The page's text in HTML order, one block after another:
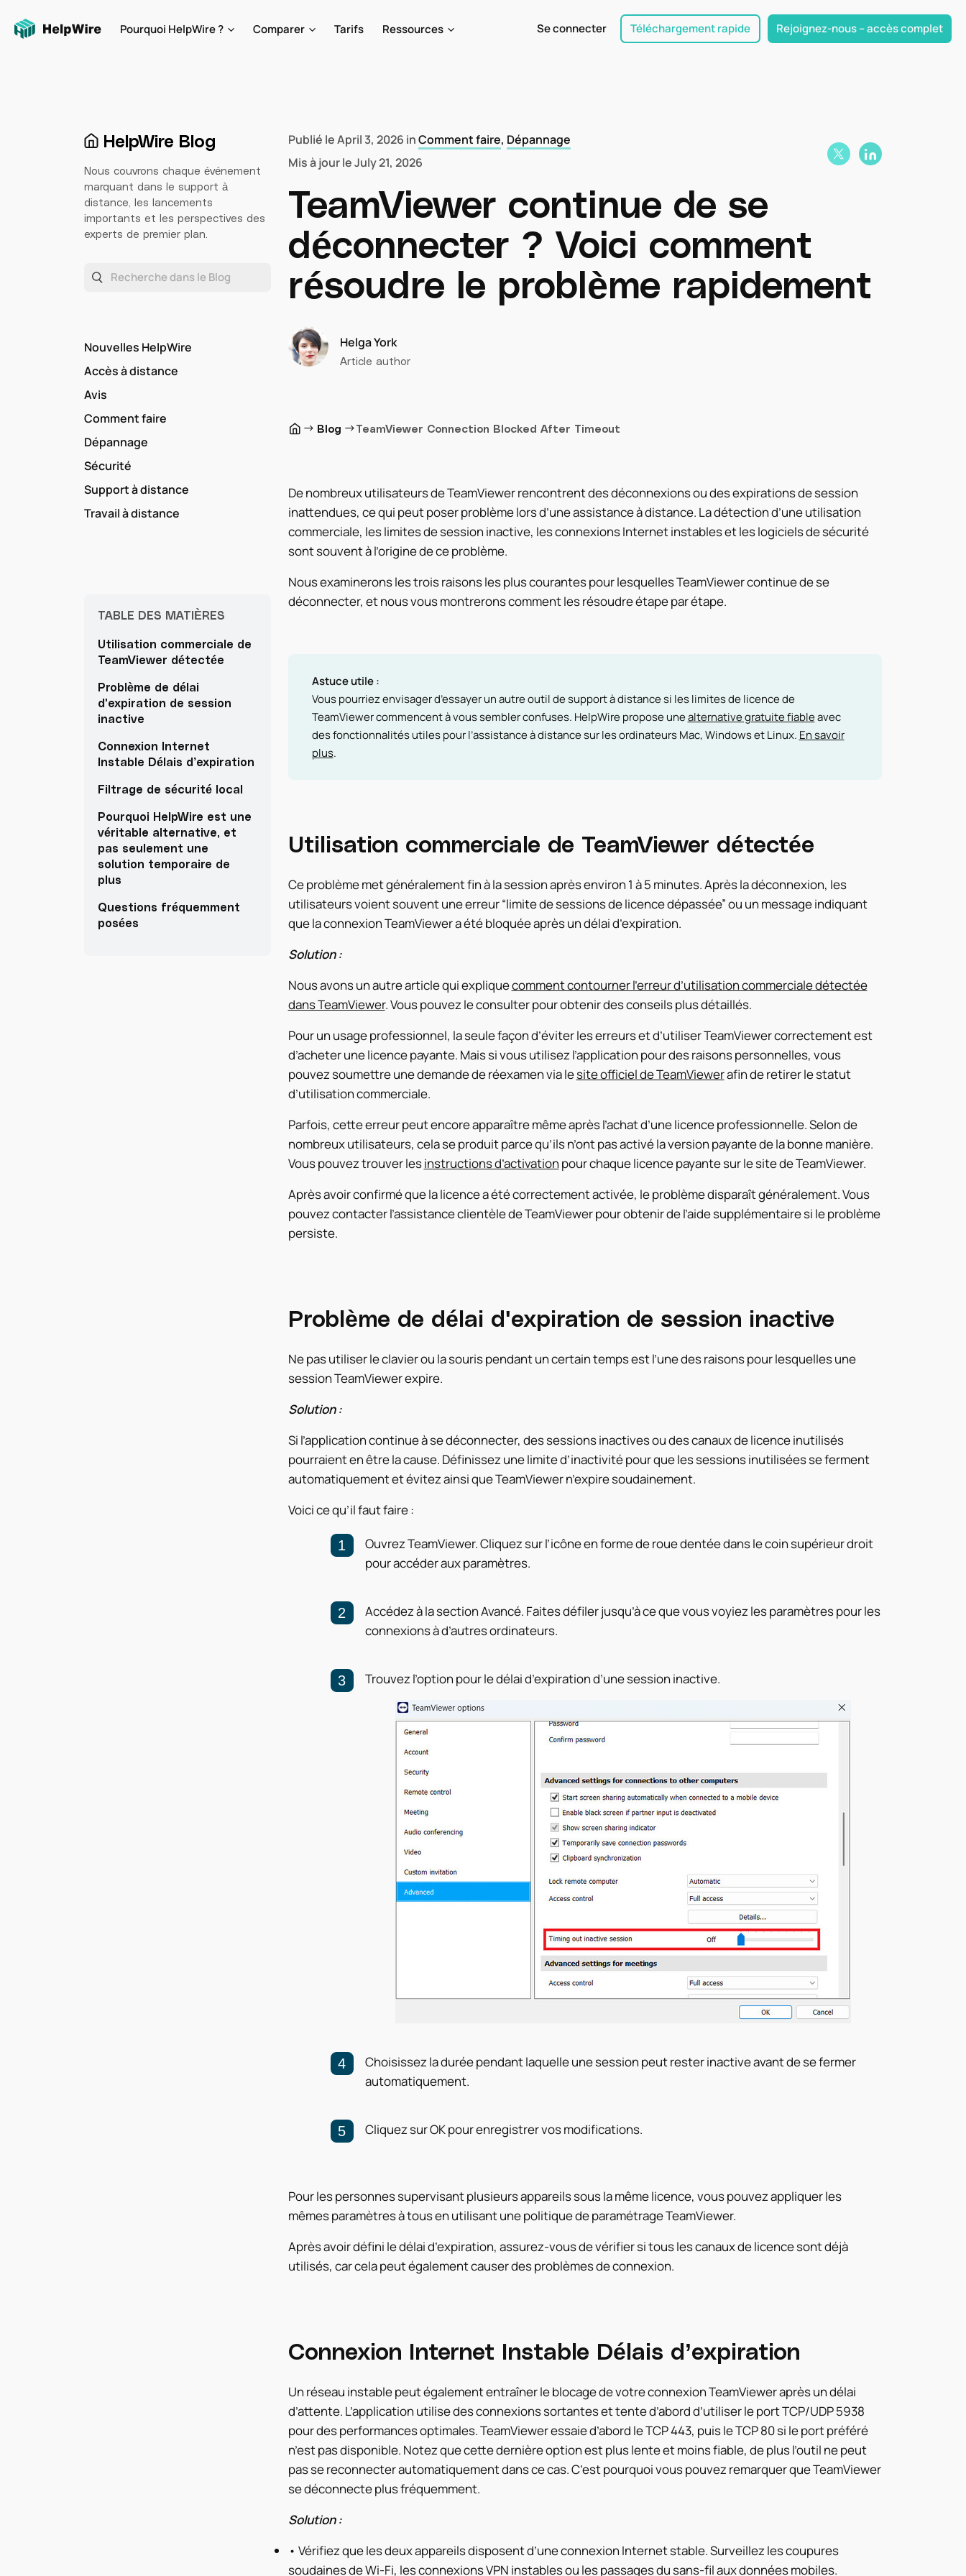
Pourquoi HelpWire ? Comparer Tarifs Ressources Se connecter Téléchargement rapide Rejoignez-nous – accès complet
HelpWire Blog
Nous couvrons chaque événement
marquant dans le support à
distance, les lancements
importants et les perspectives des
experts de premier plan.
Nouvelles HelpWire
Accès à distance
Avis
Comment faire
Dépannage
Sécurité
Support à distance
Travail à distance
TABLE DES MATIÈRES
Utilisation commerciale de
TeamViewer détectée
Problème de délai
d'expiration de session
inactive
Connexion Internet
Instable Délais d’expiration
Filtrage de sécurité local
Pourquoi HelpWire est une
véritable alternative, et
pas seulement une
solution temporaire de
plus
Questions fréquemment
posées
Mis à jour leJuly 21, 2026
Publié leApril 3, 2026 inComment faire, Dépannage
TeamViewer continue de se
déconnecter ? Voici comment
résoudre le problème rapidement
Helga York
Article author
→ Blog →TeamViewer Connection Blocked After Timeout
De nombreux utilisateurs de TeamViewer rencontrent des déconnexions ou des expirations de session
inattendues, ce qui peut poser problème lors d’une assistance à distance. La détection d’une utilisation
commerciale, les limites de session inactive, les connexions Internet instables et les logiciels de sécurité
sont souvent à l’origine de ce problème.
Nous examinerons les trois raisons les plus courantes pour lesquelles TeamViewer continue de se
déconnecter, et nous vous montrerons comment les résoudre étape par étape.
Astuce utile :
Vous pourriez envisager d’essayer un autre outil de support à distance si les limites de licence de
TeamViewer commencent à vous sembler confuses. HelpWire propose unealternative gratuite fiableavec
des fonctionnalités utiles pour l’assistance à distance sur les ordinateurs Mac, Windows et Linux. En savoir
plus.
Utilisation commerciale de TeamViewer détectée
Ce problème met généralement fin à la session après environ 1 à 5 minutes. Après la déconnexion, les
utilisateurs voient souvent une erreur “limite de sessions de licence dépassée” ou un message indiquant
que la connexion TeamViewer a été bloquée après un délai d’expiration.
Solution :
Nous avons un autre article qui expliquecomment contourner l’erreur d’utilisation commerciale détectée
dans TeamViewer. Vous pouvez le consulter pour obtenir des conseils plus détaillés.
Pour un usage professionnel, la seule façon d’éviter les erreurs et d’utiliser TeamViewer correctement est
d’acheter une licence payante. Mais si vous utilisez l’application pour des raisons personnelles, vous
pouvez soumettre une demande de réexamen via lesite officiel de TeamViewerafin de retirer le statut
d’utilisation commerciale.
Parfois, cette erreur peut encore apparaître même après l’achat d’une licence professionnelle. Selon de
nombreux utilisateurs, cela se produit parce qu’ils n’ont pas activé la version payante de la bonne manière.
Vous pouvez trouver lesinstructions d’activation pour chaque licence payante sur le site de TeamViewer.
Après avoir confirmé que la licence a été correctement activée, le problème disparaît généralement. Vous
pouvez contacter l’assistance clientèle de TeamViewer pour obtenir de l’aide supplémentaire si le problème
persiste.
Problème de délai d'expiration de session inactive
Ne pas utiliser le clavier ou la souris pendant un certain temps est l’une des raisons pour lesquelles une
session TeamViewer expire.
Solution :
Si l’application continue à se déconnecter, des sessions inactives ou des canaux de licence inutilisés
pourraient en être la cause. Définissez une limite d’inactivité pour que les sessions inutilisées se ferment
automatiquement et évitez ainsi que TeamViewer n’expire soudainement.
Voici ce qu’il faut faire :
Ouvrez TeamViewer. Cliquez sur l’icône en forme de roue dentée dans le coin supérieur droit
pour accéder aux paramètres.
Accédez à la section Avancé. Faites défiler jusqu’à ce que vous voyiez les paramètres pour les
connexions à d’autres ordinateurs.
Trouvez l’option pour le délai d’expiration d’une session inactive.
Choisissez la durée pendant laquelle une session peut rester inactive avant de se fermer
automatiquement.
Cliquez sur OK pour enregistrer vos modifications.
Pour les personnes supervisant plusieurs appareils sous la même licence, vous pouvez appliquer les
mêmes paramètres à tous en utilisant une politique de paramétrage TeamViewer.
Après avoir défini le délai d’expiration, assurez-vous de vérifier si tous les canaux de licence sont déjà
utilisés, car cela peut également causer des problèmes de connexion.
Connexion Internet Instable Délais d’expiration
Un réseau instable peut également entraîner le blocage de votre connexion TeamViewer après un délai
d’attente. L’application utilise des connexions sortantes et tente d’abord d’utiliser le port TCP/UDP 5938
pour des performances optimales. TeamViewer essaie d’abord le TCP 443, puis le TCP 80 si le port préféré
n’est pas disponible. Notez que cette dernière option est plus lente et moins fiable, de plus l’outil ne peut
pas se reconnecter automatiquement dans ce cas. C’est pourquoi vous pouvez remarquer que TeamViewer
se déconnecte plus fréquemment.
Solution :
• Vérifiez que les deux appareils disposent d’une connexion Internet stable. Surveillez les coupures
soudaines de Wi-Fi, les connexions VPN instables ou les passages du sans-fil aux données mobiles.